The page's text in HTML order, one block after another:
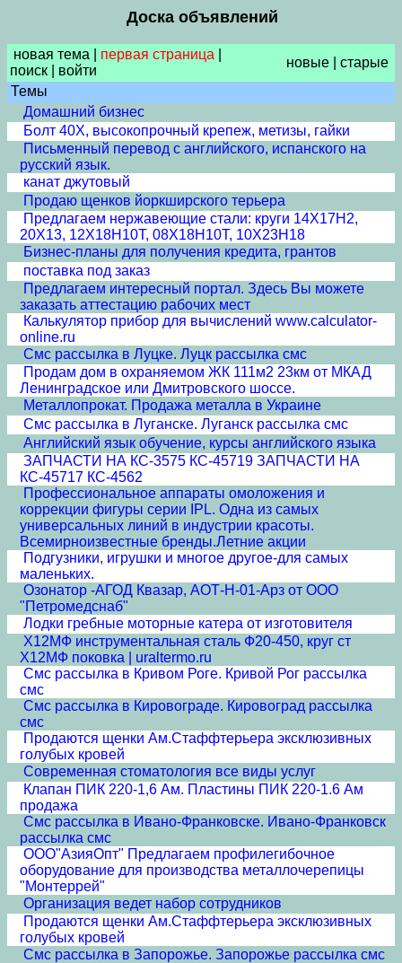
Доска объявлений
новая тема первая страница
поиск
войти
новые
старые
Темы
Домашний бизнес
Болт 40Х, высокопрочный крепеж, метизы, гайки
Письменный перевод с английского, испанского на
русский язык.
канат джутовый
Продаю щенков йоркширского терьера
Предлагаем нержавеющие стали: круги 14Х17Н2,
20Х13, 12Х18Н10Т, 08Х18Н10Т, 10Х23Н18
Бизнес-планы для получения кредита, грантов
поставка под заказ
Предлагаем интересный портал. Здесь Вы можете
заказать аттестацию рабочих мест
Калькулятор прибор для вычислений www.calculator-
online.ru
Смс рассылка в Луцке. Луцк рассылка смс
Продам дом в охраняемом ЖК 111м2 23км от МКАД
Ленинградское или Дмитровского шоссе.
Металлопрокат. Продажа металла в Украине
Смс рассылка в Луганске. Луганск рассылка смс
Английский язык обучение, курсы английского языка
ЗАПЧАСТИ НА КС-3575 КС-45719 ЗАПЧАСТИ НА
КС-45717 КС-4562
Профессиональное аппараты омоложения и
коррекции фигуры серии IPL. Одна из самых
универсальных линий в индустрии красоты.
Всемирноизвестные бренды.Летние акции
Подгузники, игрушки и многое другое-для самых
маленьких.
Озонатор -АГОД Квазар, АОТ-Н-01-Арз от ООО
"Петромедснаб"
Лодки гребные моторные катера от изготовителя
Х12МФ инструментальная сталь Ф20-450, круг ст
Х12МФ поковка | uraltermo.ru
Смс рассылка в Кривом Роге. Кривой Рог рассылка
смс
Смс рассылка в Кировограде. Кировоград рассылка
смс
Продаются щенки Ам.Стаффтерьера эксклюзивных
голубых кровей
Современная стоматология все виды услуг
Клапан ПИК 220-1,6 Ам. Пластины ПИК 220-1.6 Ам
продажа
Смс рассылка в Ивано-Франковске. Ивано-Франковск
рассылка смс
ООО"АзияОпт" Предлагаем профилегибочное
оборудование для производства металлочерепицы
"Монтеррей"
Организация ведет набор сотрудников
Продаются щенки Ам.Стаффтерьера эксклюзивных
голубых кровей
Смс рассылка в Запорожье. Запорожье рассылка смс